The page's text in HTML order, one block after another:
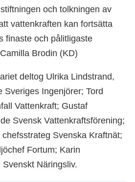
och tolkningen av
vattenkraften kan fortsätta
finaste och pålitligaste
Brodin (KD)
deltog Ulrika Lindstrand,
Sveriges Ingenjörer; Tord
Vattenkraft; Gustaf
Svensk Vattenkraftsförening;
Svenska Kraftnät;
Fortum; Karin
Näringsliv.